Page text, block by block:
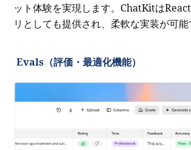
ット体験を実現します。ChatKitは
リとしても提供され、柔軟な実装が可能
Evals（評価・最適化機能）